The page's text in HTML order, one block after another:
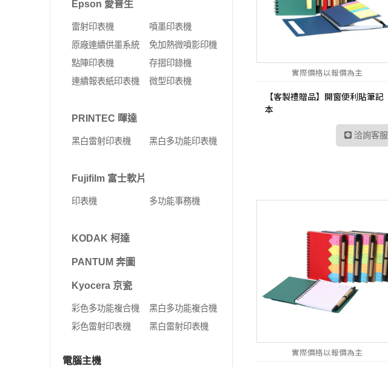
Epson 愛普生
雷射印表機
噴墨印表機
原廠連續供墨系統
免加熱微噴影印機
點陣印表機
存摺印錄機
連續報表紙印表機
微型印表機
PRINTEC 暉達
黑白雷射印表機 黑白多功能印表機
Fujifilm 富士軟片
印表機 多功能事務機
KODAK 柯達
PANTUM 奔圖
Kyocera 京瓷
彩色多功能複合機
黑白多功能複合機
彩色雷射印表機
黑白雷射印表機
電腦主機
實際價格以報價為主
【客製禮贈品】開窗 便利貼筆記
本
洽詢客服
實際價格以報價為主